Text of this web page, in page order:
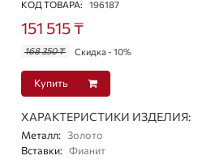
КОД ТОВАРА: 196187
151 515 ₸
168 350 ₸ Скидка - 10%
Купить
ХАРАКТЕРИСТИКИ ИЗДЕЛИЯ:
Металл: Золото
Вставки: Фианит